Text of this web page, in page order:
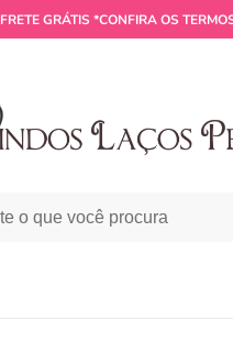
FRETE GRÁTIS *CONFIRA OS